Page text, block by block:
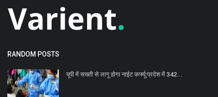
RANDOM POSTS
यूपी में सख्ती से लागू होगा नाईट कर्फ्यू:प्रदेश में 342...